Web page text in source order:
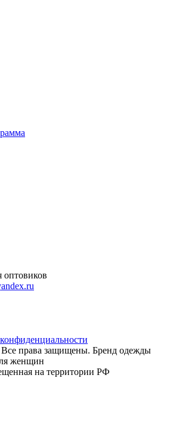
оптовиков
права защищены. Бренд одежды
женщин
на территории РФ